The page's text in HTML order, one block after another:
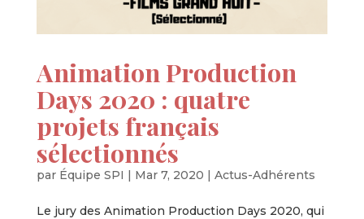
Animation Production
Days 2020 : quatre
projets français
sélectionnés
par Équipe SPI | Mar 7, 2020 | Actus-Adhérents
Le jury des Animation Production Days 2020, qui